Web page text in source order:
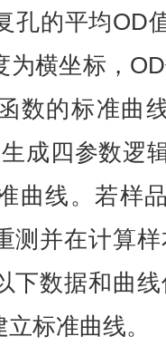
孔的平均OD
为横坐标，
数的标准曲
成四参数逻
曲线。若样
测并在计算
下数据和曲
标准曲线。